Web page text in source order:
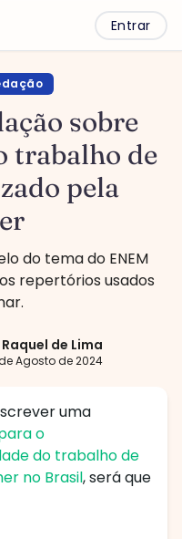
Entrar
sobre
trabalho de
pela
do tema do ENEM
repertórios usados
Raquel de Lima
Agosto de 2024
uma
o
do trabalho de
no Brasil, será que